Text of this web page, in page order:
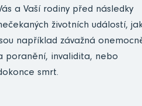
a Vaší rodiny před následky
životních událostí,
například závažná
poranění, invalidita, nebo
smrt.